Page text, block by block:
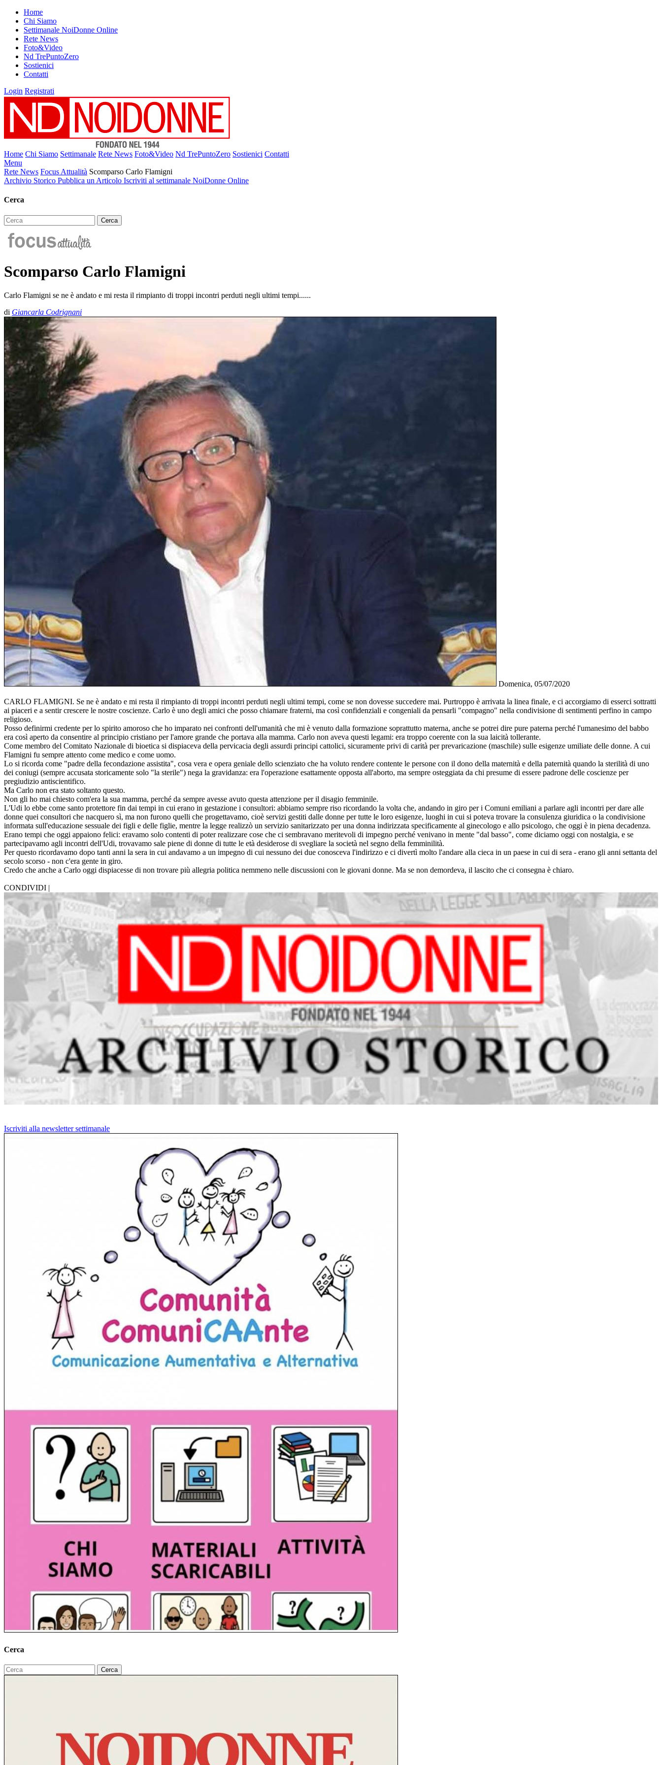
Home
Chi Siamo
Settimanale NoiDonne Online
Rete News
Foto&Video
Nd TrePuntoZero
Sostienici
Contatti
Login Registrati
Home Chi Siamo Settimanale Rete News Foto&Video Nd TrePuntoZero Sostienici Contatti
Menu
Rete News Focus Attualità Scomparso Carlo Flamigni
Archivio Storico Pubblica un Articolo Iscriviti al settimanale NoiDonne Online
Cerca
Scomparso Carlo Flamigni
Carlo Flamigni se ne è andato e mi resta il rimpianto di troppi incontri perduti negli ultimi tempi......
di Giancarla Codrignani
Domenica, 05/07/2020
CARLO FLAMIGNI. Se ne è andato e mi resta il rimpianto di troppi incontri perduti negli ultimi tempi, come se non dovesse succedere mai. Purtroppo è arrivata la linea finale, e ci accorgiamo di esserci sottratti
ai piaceri e a sentir crescere le nostre coscienze. Carlo è uno degli amici che posso chiamare fraterni, ma così confidenziali e congeniali da pensarli "compagno" nella condivisione di sentimenti perfino in campo
religioso.
Posso definirmi credente per lo spirito amoroso che ho imparato nei confronti dell'umanità che mi è venuto dalla formazione soprattutto materna, anche se potrei dire pure paterna perché l'umanesimo del babbo
era così aperto da consentire al principio cristiano per l'amore grande che portava alla mamma. Carlo non aveva questi legami: era troppo coerente con la sua laicità tollerante.
Come membro del Comitato Nazionale di bioetica si dispiaceva della pervicacia degli assurdi principi cattolici, sicuramente privi di carità per prevaricazione (maschile) sulle esigenze umiliate delle donne. A cui
Flamigni fu sempre attento come medico e come uomo.
Lo si ricorda come "padre della fecondazione assistita", cosa vera e opera geniale dello scienziato che ha voluto rendere contente le persone con il dono della maternità e della paternità quando la sterilità di uno
dei coniugi (sempre accusata storicamente solo "la sterile") nega la gravidanza: era l'operazione esattamente opposta all'aborto, ma sempre osteggiata da chi presume di essere padrone delle coscienze per
pregiudizio antiscientifico.
Ma Carlo non era stato soltanto questo.
Non gli ho mai chiesto com'era la sua mamma, perché da sempre avesse avuto questa attenzione per il disagio femminile.
L'Udi lo ebbe come santo protettore fin dai tempi in cui erano in gestazione i consultori: abbiamo sempre riso ricordando la volta che, andando in giro per i Comuni emiliani a parlare agli incontri per dare alle
donne quei consultori che nacquero sì, ma non furono quelli che progettavamo, cioè servizi gestiti dalle donne per tutte le loro esigenze, luoghi in cui si poteva trovare la consulenza giuridica o la condivisione
informata sull'educazione sessuale dei figli e delle figlie, mentre la legge realizzò un servizio sanitarizzato per una donna indirizzata specificamente al ginecologo e allo psicologo, che oggi è in piena decadenza.
Erano tempi che oggi appaiono felici: eravamo solo contenti di poter realizzare cose che ci sembravano meritevoli di impegno perché venivano in mente "dal basso", come diciamo oggi con nostalgia, e se
partecipavamo agli incontri dell'Udi, trovavamo sale piene di donne di tutte le età desiderose di svegliare la società nel segno della femminilità.
Per questo ricordavamo dopo tanti anni la sera in cui andavamo a un impegno di cui nessuno dei due conosceva l'indirizzo e ci divertì molto l'andare alla cieca in un paese in cui di sera - erano gli anni settanta del
secolo scorso - non c'era gente in giro.
Credo che anche a Carlo oggi dispiacesse di non trovare più allegria politica nemmeno nelle discussioni con le giovani donne. Ma se non demordeva, il lascito che ci consegna è chiaro.
CONDIVIDI |
Iscriviti alla newsletter settimanale
Cerca